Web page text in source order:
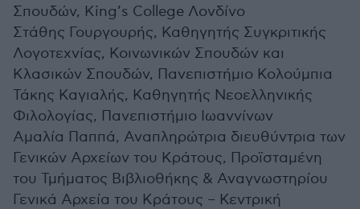
Σπουδών, King’s College Λονδίνο
Στάθης Γουργουρής, Καθηγητής Συγκριτικής
Λογοτεχνίας, Κοινωνικών Σπουδών και
Κλασικών Σπουδών, Πανεπιστήμιο Κολούμπια
Τάκης Καγιαλής, Καθηγητής Νεοελληνικής
Φιλολογίας, Πανεπιστήμιο Ιωαννίνων
Αμαλία Παππά, Αναπληρώτρια διευθύντρια των
Γενικών Αρχείων του Κράτους, Προϊσταμένη
του Τμήματος Βιβλιοθήκης & Αναγνωστηρίου
Γενικά Αρχεία του Κράτους – Κεντρική